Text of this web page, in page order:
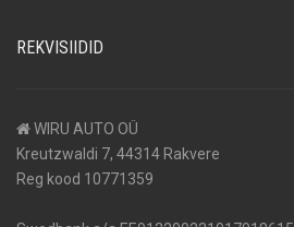
REKVISIIDID
WIRU AUTO OÜ
Kreutzwaldi 7, 44314 Rakvere
Reg kood 10771359